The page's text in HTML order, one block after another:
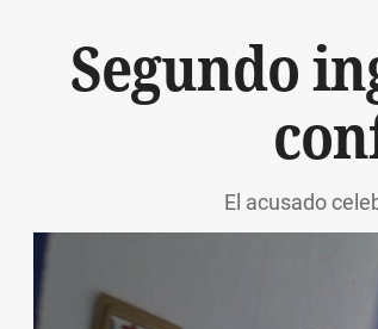
Segundo
El acusado